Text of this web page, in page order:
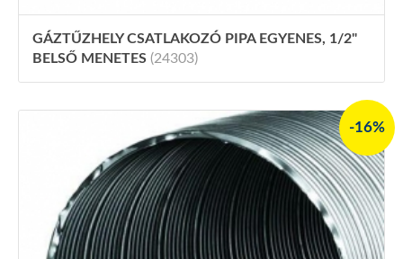
GÁZTŰZHELY CSATLAKOZÓ PIPA EGYENES, 1/2"
BELSŐ MENETES (24303)
-16%